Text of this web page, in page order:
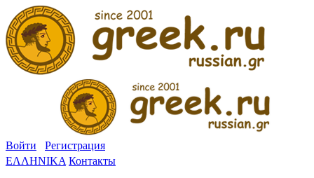
Войти
Регистрация
ΕΛΛΗΝΙΚΑ Контакты